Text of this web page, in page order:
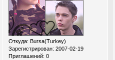
Откуда: Bursa(Turkey)
Зарегистрирован: 2007-02-19
Приглашений: 0